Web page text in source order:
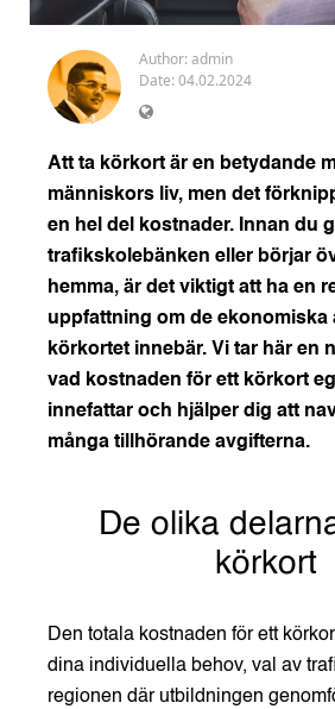
Author: admin
Date: 04.02.2024
Att ta körkort är en betydande
människors liv, men det
en hel del kostnader. Innan du
trafikskolebänken eller börjar
hemma, är det viktigt att ha en
uppfattning om de ekonomiska
körkortet innebär. Vi tar här en
vad kostnaden för ett körkort
innefattar och hjälper dig att
många tillhörande avgifterna.
De olika
körkort
Den totala kostnaden för ett
dina individuella behov, val av
regionen där utbildningen